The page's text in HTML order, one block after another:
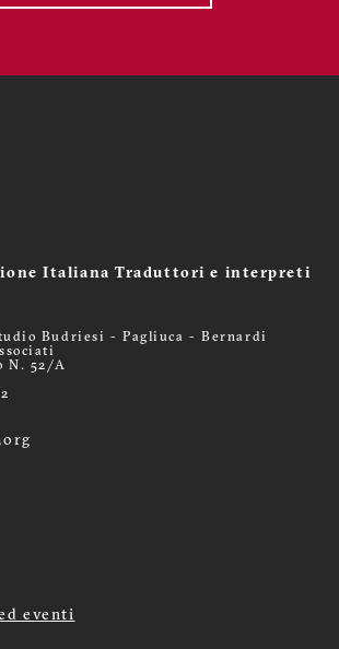
Italiana Traduttori e interpreti
Budriesi - Pagliuca - Bernardi
N. 52/A
eventi